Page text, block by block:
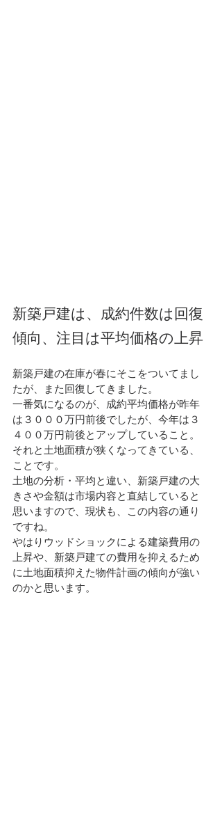
新築戸建は、成約件数は回復
傾向、注目は平均価格の上昇
新築戸建の在庫が春にそこをついてまし
たが、また回復してきました。
一番気になるのが、成約平均価格が昨年
は３０００万円前後でしたが、今年は３
４００万円前後とアップしていること。
それと土地面積が狭くなってきている、
ことです。
土地の分析・平均と違い、新築戸建の大
きさや金額は市場内容と直結していると
思いますので、現状も、この内容の通り
ですね。
やはりウッドショックによる建築費用の
上昇や、新築戸建ての費用を抑えるため
に土地面積抑えた物件計画の傾向が強い
のかと思います。